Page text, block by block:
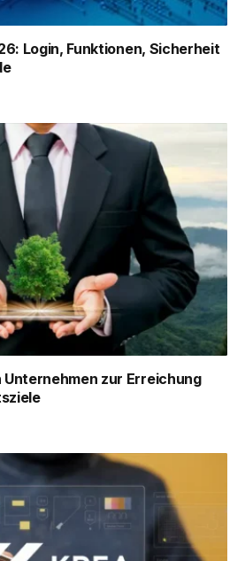
Login, Funktionen, Sicherheit
zur Erreichung